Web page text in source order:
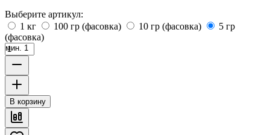
Выберите артикул:
1 кг
100 гр (фасовка) 10 гр (фасовка)
5 гр
(фасовка)
мин. 1
В корзину